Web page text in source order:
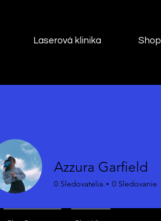
Laserová klinika Shop
Azzura Garfield
0 Sledovatelia 0 Sledovanie